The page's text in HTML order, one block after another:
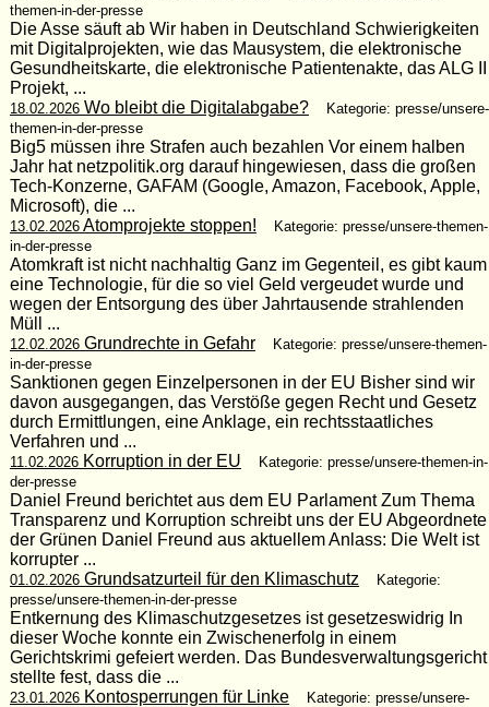
themen-in-der-presse
Die Asse säuft ab Wir haben in Deutschland Schwierigkeiten
mit Digitalprojekten, wie das Mausystem, die elektronische
Gesundheitskarte, die elektronische Patientenakte, das ALG II
Projekt, ...
18.02.2026Wo bleibt die Digitalabgabe?
Kategorie: presse/unsere-
themen-in-der-presse
Big5 müssen ihre Strafen auch bezahlen Vor einem halben
Jahr hat netzpolitik.org darauf hingewiesen, dass die großen
Tech-Konzerne, GAFAM (Google, Amazon, Facebook, Apple,
Microsoft), die ...
13.02.2026Atomprojekte stoppen!
Kategorie: presse/unsere-themen-
in-der-presse
Atomkraft ist nicht nachhaltig Ganz im Gegenteil, es gibt kaum
eine Technologie, für die so viel Geld vergeudet wurde und
wegen der Entsorgung des über Jahrtausende strahlenden
Müll ...
12.02.2026Grundrechte in Gefahr
Kategorie: presse/unsere-themen-
in-der-presse
Sanktionen gegen Einzelpersonen in der EU Bisher sind wir
davon ausgegangen, das Verstöße gegen Recht und Gesetz
durch Ermittlungen, eine Anklage, ein rechtsstaatliches
Verfahren und ...
11.02.2026Korruption in der EU
Kategorie: presse/unsere-themen-in-
der-presse
Daniel Freund berichtet aus dem EU Parlament Zum Thema
Transparenz und Korruption schreibt uns der EU Abgeordnete
der Grünen Daniel Freund aus aktuellem Anlass: Die Welt ist
korrupter ...
01.02.2026Grundsatzurteil für den Klimaschutz
Kategorie:
presse/unsere-themen-in-der-presse
Entkernung des Klimaschutzgesetzes ist gesetzeswidrig In
dieser Woche konnte ein Zwischenerfolg in einem
Gerichtskrimi gefeiert werden. Das Bundesverwaltungsgericht
stellte fest, dass die ...
23.01.2026Kontosperrungen für Linke
Kategorie: presse/unsere-